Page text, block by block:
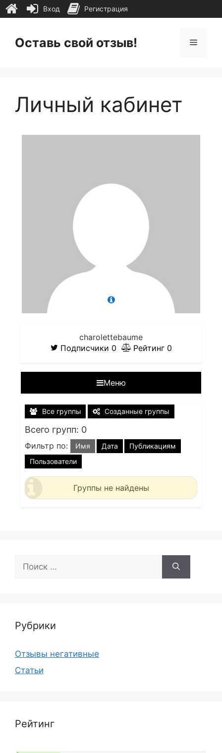
содержимому
Оставь свой отзыв! Меню
Личный кабинет
charolettebaume
Подписчики 0 Рейтинг 0
Меню
Все группы Созданные группы
Всего групп: 0
Фильтр по: Имя Дата
Публикациям
Пользователи
Группы не найдены
Рубрики
Отзывы негативные
Статьи
Рейтинг
Вход Регистрация